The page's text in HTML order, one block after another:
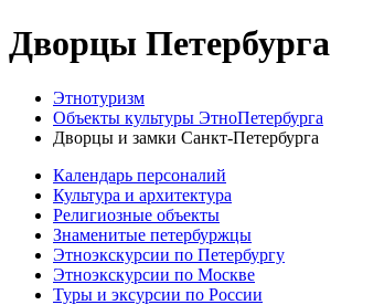
Дворцы Петербурга
Этнотуризм
Объекты культуры ЭтноПетербурга
Дворцы и замки Санкт-Петербурга
Календарь персоналий
Культура и архитектура
Религиозные объекты
Знаменитые петербуржцы
Этноэкскурсии по Петербургу
Этноэкскурсии по Москве
Туры и эксурсии по России